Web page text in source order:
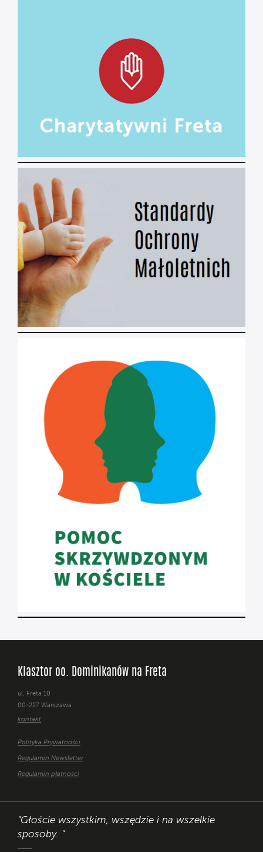
Klasztor oo. Dominikanów na Freta
ul. Freta 10
00-227 Warszawa
kontakt
Polityka Prywatności
Regulamin Newsletter
Regulamin płatności
"Głoście wszystkim, wszędzie i na wszelkie
sposoby. "